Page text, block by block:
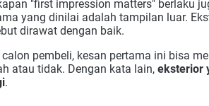
"first impression matters" berlaku
yang dinilai adalah tampilan luar.
dirawat dengan baik.
calon pembeli, kesan pertama ini bisa
atau tidak. Dengan kata lain, eksterior
.